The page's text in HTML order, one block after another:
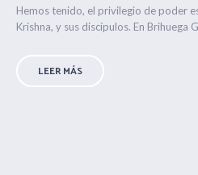
Hemos tenido, el privilegio de poder
Krishna, y sus discípulos. En Brihuega
LEER MÁS